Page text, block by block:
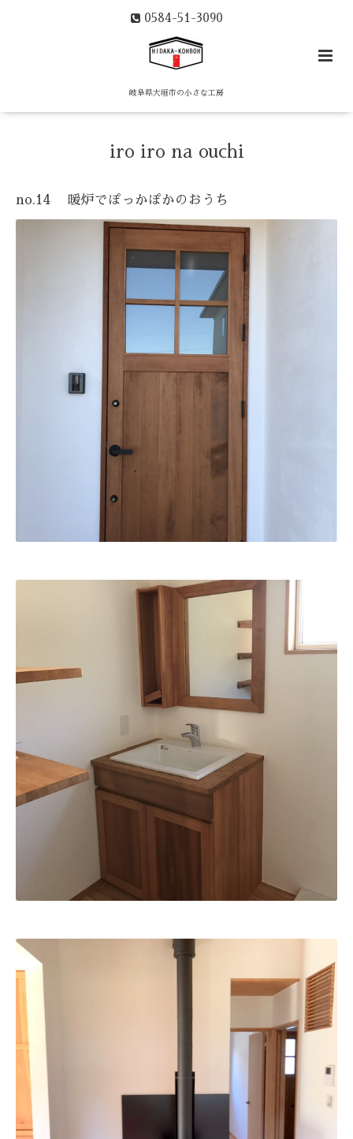
0584-51-3090
岐阜県大垣市の小さな工房
iro iro na ouchi
no.14 暖炉でぽっかぽかのおうち